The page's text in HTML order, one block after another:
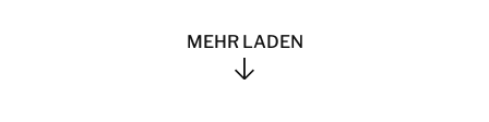
MEHR LADEN